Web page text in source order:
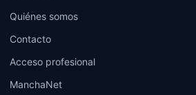
Quiénes somos
Contacto
Acceso profesional
ManchaNet